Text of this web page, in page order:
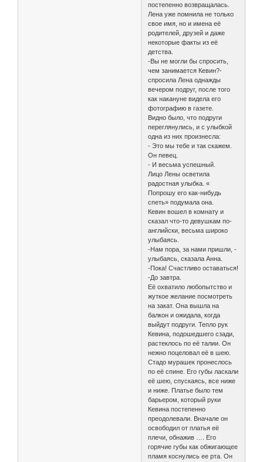
постепенно возвращалась.
Лена уже помнила не только
свое имя, но и имена её
родителей, друзей и даже
некоторые факты из её
детства.
-Вы не могли бы спросить,
чем занимается Кевин?-
спросила Лена однажды
вечером подруг, после того
как накануне видела его
фотографию в газете.
Видно было, что подруги
переглянулись, и с улыбкой
одна из них произнесла:
- Это мы тебе и так скажем.
Он певец.
- И весьма успешный.
Лицо Лены осветила
радостная улыбка. «
Попрошу его как-нибудь
спеть» подумала она.
Кевин вошел в комнату и
сказал что-то девушкам по-
английски, весьма широко
улыбаясь.
-Нам пора, за нами пришли, -
улыбаясь, сказала Анна.
-Пока! Счастливо оставаться!
-До завтра.
Её охватило любопытство и
жуткое желание посмотреть
на закат. Она вышла на
балкон и ожидала, когда
выйдут подруги. Тепло рук
Кевина, подошедшего сзади,
растеклось по её талии. Он
нежно поцеловал её в шею.
Стадо мурашек пронеслось
по её спине. Его губы ласкали
её шею, спускаясь, все ниже
и ниже. Платье было тем
барьером, который руки
Кевина постепенно
преодолевали. Вначале он
освободил от платья её
плечи, обнажив …. Его
горячие губы как обжигающее
пламя коснулись ее рта. Он